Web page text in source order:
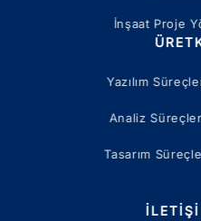
İnşaat Proje
Yazılım
Analiz
Tasarım